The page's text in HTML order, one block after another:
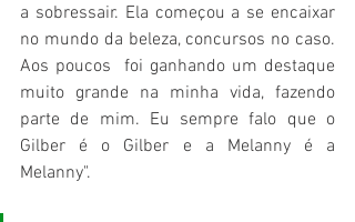
a sobressair. Ela começou a se encaixar
no mundo da beleza, concursos no caso.
Aos poucos  foi ganhando um destaque
muito grande na minha vida, fazendo
parte de mim. Eu sempre falo que o
Gilber é o Gilber e a Melanny é a
Melanny".